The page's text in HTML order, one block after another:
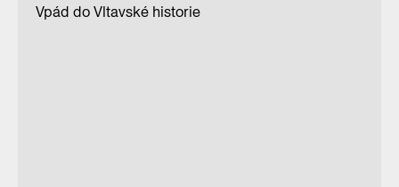
Vpád do Vltavské historie